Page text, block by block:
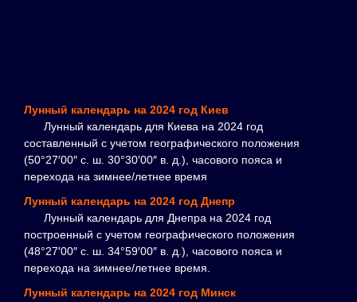
Лунный календарь на 2024 год Киев
Лунный календарь для Киева на 2024 год
составленный с учетом географического положения
(50°27′00″ с. ш. 30°30′00″ в. д.), часового пояса и
перехода на зимнее/летнее время
Лунный календарь на 2024 год Днепр
Лунный календарь для Днепра на 2024 год
построенный с учетом географического положения
(48°27′00″ с. ш. 34°59′00″ в. д.), часового пояса и
перехода на зимнее/летнее время.
Лунный календарь на 2024 год Минск